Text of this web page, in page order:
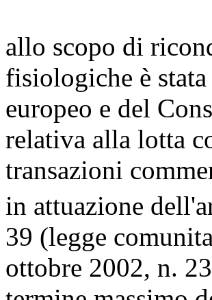
allo scopo di
fisiologiche è
europeo e del
relativa alla lotta
transazioni
in attuazione
39 (legge
ottobre 2002, n.